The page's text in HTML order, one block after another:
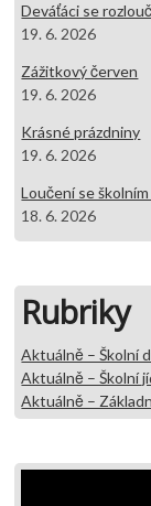
Deváťáci se
19. 6. 2026
Zážitkový červen
19. 6. 2026
Krásné prázdniny
19. 6. 2026
Loučení se
18. 6. 2026
Rubriky
Aktuálně – Školní
Aktuálně – Školní
Aktuálně –